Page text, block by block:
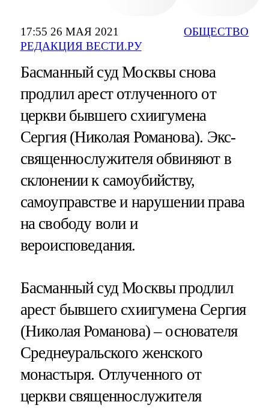
17:55 26 МАЯ 2021
РЕДАКЦИЯ ВЕСТИ.РУ
ОБЩЕСТВО
Басманный суд Москвы снова
продлил арест отлученного от
церкви бывшего схиигумена
Сергия (Николая Романова). Экс-
священнослужителя обвиняют в
склонении к самоубийству,
самоуправстве и нарушении права
на свободу воли и
вероисповедания.
Басманный суд Москвы продлил
арест бывшего схиигумена Сергия
(Николая Романова) – основателя
Среднеуральского женского
монастыря. Отлученного от
церкви священнослужителя